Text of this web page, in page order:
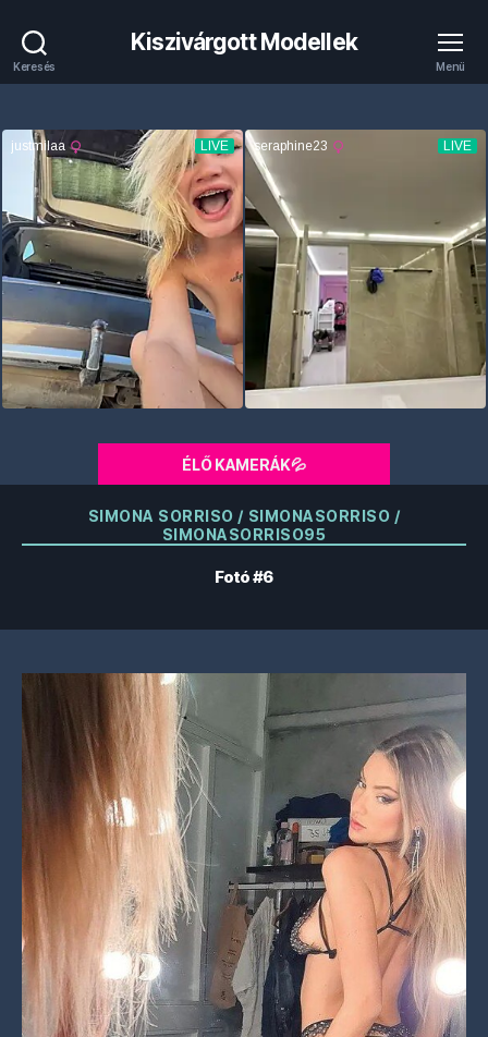
Keresés
Kiszivárgott Modellek
Menü
ÉLŐ KAMERÁK💦
Kategóriák
SIMONA SORRISO / SIMONASORRISO /
SIMONASORRISO95
Fotó #6